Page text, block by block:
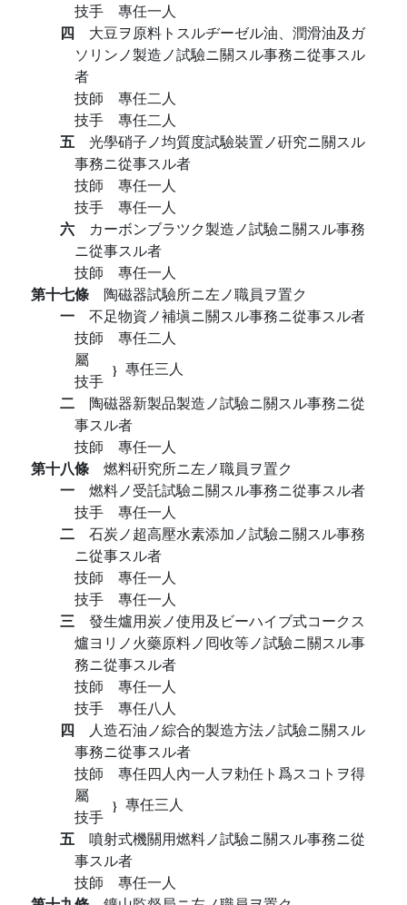
技手 專任一人
四 大豆ヲ原料トスルヂーゼル油、潤滑油及ガ
ソリンノ製造ノ試驗ニ關スル事務ニ從事スル
者
技師 專任二人
技手 專任二人
五 光學硝子ノ均質度試驗裝置ノ硏究ニ關スル
事務ニ從事スル者
技師 專任一人
技手 專任一人
六 カーボンブラツク製造ノ試驗ニ關スル事務
ニ從事スル者
技師 專任一人
第十七條 陶磁器試驗所ニ左ノ職員ヲ置ク
一 不足物資ノ補塡ニ關スル事務ニ從事スル者
技師 專任二人
屬
技手
專任三人
二 陶磁器新製品製造ノ試驗ニ關スル事務ニ從
事スル者
技師 專任一人
第十八條 燃料硏究所ニ左ノ職員ヲ置ク
一 燃料ノ受託試驗ニ關スル事務ニ從事スル者
技手 專任一人
二 石炭ノ超高壓水素添加ノ試驗ニ關スル事務
ニ從事スル者
技師 專任一人
技手 專任一人
三 發生爐用炭ノ使用及ビーハイブ式コークス
爐ヨリノ火藥原料ノ囘收等ノ試驗ニ關スル事
務ニ從事スル者
技師 專任一人
技手 專任八人
四 人造石油ノ綜合的製造方法ノ試驗ニ關スル
事務ニ從事スル者
技師 專任四人內一人ヲ勅任ト爲スコトヲ得
屬
技手
專任三人
五 噴射式機關用燃料ノ試驗ニ關スル事務ニ從
事スル者
技師 專任一人